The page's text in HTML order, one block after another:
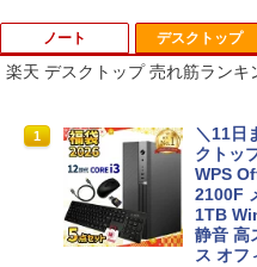
ノート
1
良品 フ
o PJ
能 第
NVMe
6/
ン 中古
あす楽
デスクトップ
楽天 デスクトップ 売れ筋ランキ
1
＼11日
クトッ
WPS
2100F
1TB
静音 高
ス オフ